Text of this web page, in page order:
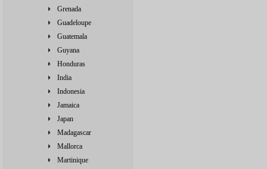
Grenada
Guadeloupe
Guatemala
Guyana
Honduras
India
Indonesia
Jamaica
Japan
Madagascar
Mallorca
Martinique